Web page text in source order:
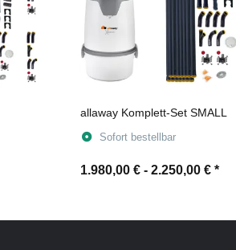
allaway Komplett-Set SMALL
Sofort bestellbar
1.980,00 € - 2.250,00 € *